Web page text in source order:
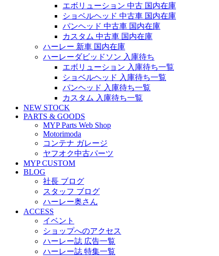
エボリューション 中古 国内在庫
ショベルヘッド 中古車 国内在庫
パンヘッド 中古車 国内在庫
カスタム 中古車 国内在庫
ハーレー 新車 国内在庫
ハーレーダビッドソン 入庫待ち
エボリューション 入庫待ち一覧
ショベルヘッド 入庫待ち一覧
パンヘッド 入庫待ち一覧
カスタム 入庫待ち一覧
NEW STOCK
PARTS & GOODS
MYP Parts Web Shop
Motorimoda
コンテナ ガレージ
ヤフオク中古パーツ
MYP CUSTOM
BLOG
社長 ブログ
スタッフ ブログ
ハーレー奥さん
ACCESS
イベント
ショップへのアクセス
ハーレー誌 広告一覧
ハーレー誌 特集一覧